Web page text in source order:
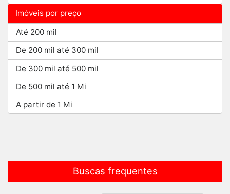
Imóveis por preço
Até 200 mil
De 200 mil até 300 mil
De 300 mil até 500 mil
De 500 mil até 1 Mi
A partir de 1 Mi
Buscas frequentes